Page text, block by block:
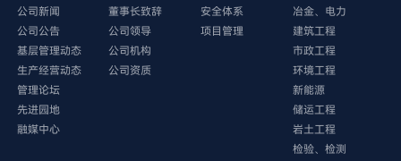
公司新闻
公司公告
基层管理动态
生产经营动态
管理论坛
先进园地
融媒中心
董事长致辞
公司领导
公司机构
公司资质
安全体系
项目管理
冶金、电力
建筑工程
市政工程
环境工程
新能源
储运工程
岩土工程
检验、检测